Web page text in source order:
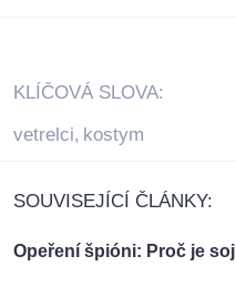
KLÍČOVÁ SLOVA:
vetrelci, kostym
SOUVISEJÍCÍ ČLÁNKY:
Opeření špióni: Proč je